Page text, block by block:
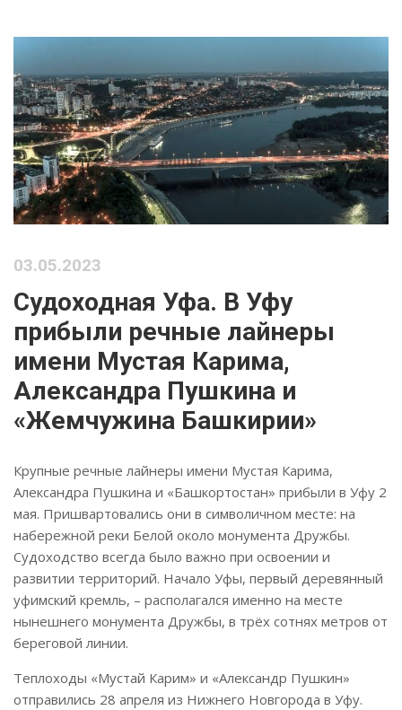
03.05.2023
Судоходная Уфа. В Уфу
прибыли речные лайнеры
имени Мустая Карима,
Александра Пушкина и
«Жемчужина Башкирии»
Крупные речные лайнеры имени Мустая Карима,
Александра Пушкина и «Башкортостан» прибыли в Уфу 2
мая. Пришвартовались они в символичном месте: на
набережной реки Белой около монумента Дружбы.
Судоходство всегда было важно при освоении и
развитии территорий. Начало Уфы, первый деревянный
уфимский кремль, – располагался именно на месте
нынешнего монумента Дружбы, в трёх сотнях метров от
береговой линии.
Теплоходы «Мустай Карим» и «Александр Пушкин»
отправились 28 апреля из Нижнего Новгорода в Уфу.